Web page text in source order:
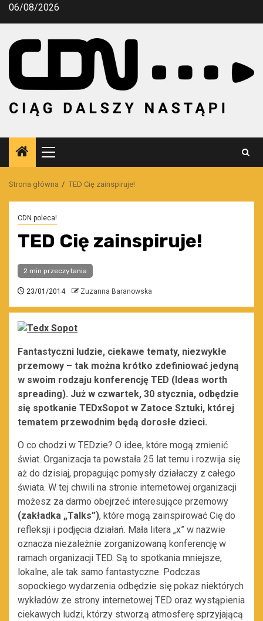
Przejdź
06/08/2026
Menu
główne
Strona główna TED Cię zainspiruje!
CDN poleca!
TED Cię zainspiruje!
2 min przeczytania
23/01/2014 Zuzanna Baranowska
Fantastyczni ludzie, ciekawe tematy, niezwykłe
przemowy – tak można krótko zdefiniować jedyną
w swoim rodzaju konferencję TED (Ideas worth
spreading). Już w czwartek, 30 stycznia, odbędzie
się spotkanie TEDxSopot w Zatoce Sztuki, której
tematem przewodnim będą dorosłe dzieci.
O co chodzi w TEDzie? O idee, które mogą zmienić
świat. Organizacja ta powstała 25 lat temu i rozwija się
aż do dzisiaj, propagując pomysły działaczy z całego
świata. W tej chwili na stronie internetowej organizacji
możesz za darmo obejrzeć interesujące przemowy
(zakładka „Talks”), które mogą zainspirować Cię do
refleksji i podjęcia działań. Mała litera „x” w nazwie
oznacza niezależnie zorganizowaną konferencję w
ramach organizacji TED. Są to spotkania mniejsze,
lokalne, ale tak samo fantastyczne. Podczas
sopockiego wydarzenia odbędzie się pokaz niektórych
wykładów ze strony internetowej TED oraz wystąpienia
ciekawych ludzi, którzy stworzą atmosferę sprzyjającą